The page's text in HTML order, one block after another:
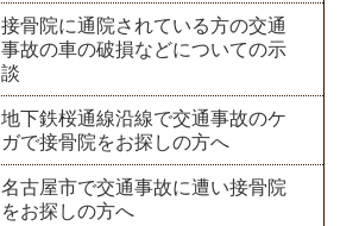
接骨院に通院されている方の交通
事故の車の破損などについての示
談
地下鉄桜通線沿線で交通事故のケ
ガで接骨院をお探しの方へ
名古屋市で交通事故に遭い接骨院
をお探しの方へ